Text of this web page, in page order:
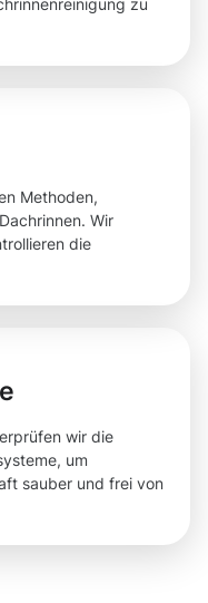
zu
Methoden,
Wir
die
wir die
um
sauber und frei von